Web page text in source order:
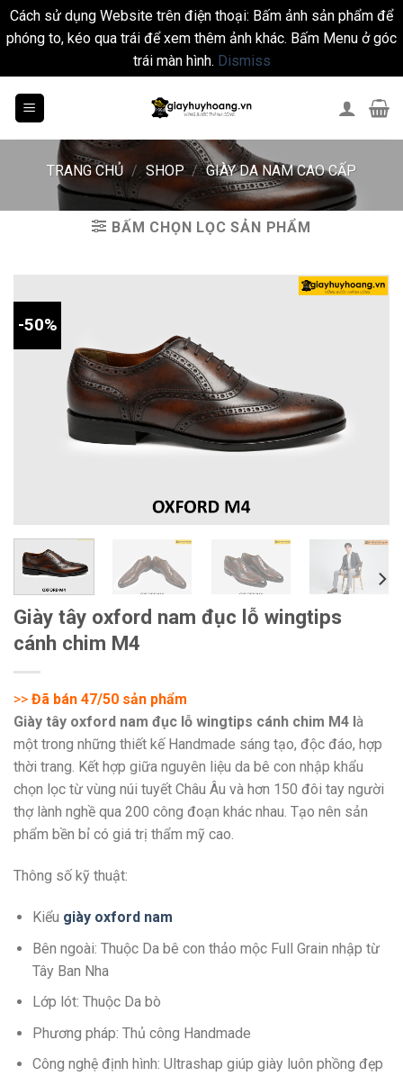
Cách sử dụng Website trên điện thoại: Bấm ảnh sản phẩm để
phóng to, kéo qua trái để xem thêm ảnh khác. Bấm Menu ở góc
trái màn hình. Dismiss
TRANG CHỦ / SHOP / GIÀY DA NAM CAO CẤP
BẤM CHỌN LỌC SẢN PHẨM
-50%
Giày tây oxford nam đục lỗ wingtips
cánh chim M4
>> Đã bán 47/50 sản phẩm
Giày tây oxford nam đục lỗ wingtips cánh chim M4 l à
một trong những thiết kế Handmade sáng tạo, độc đáo, hợp
thời trang. Kết hợp giữa nguyên liệu da bê con nhập khẩu
chọn lọc từ vùng núi tuyết Châu Âu và hơn 150 đôi tay người
thợ lành nghề qua 200 công đoạn khác nhau. Tạo nên sản
phẩm bền bỉ có giá trị thẩm mỹ cao.
Thông số kỹ thuật:
Kiểu giày oxford nam
Bên ngoài: Thuộc Da bê con thảo mộc Full Grain nhập từ
Tây Ban Nha
Lớp lót: Thuộc Da bò
Phương pháp: Thủ công Handmade
Công nghệ định hình: Ultrashap giúp giày luôn phồng đẹp